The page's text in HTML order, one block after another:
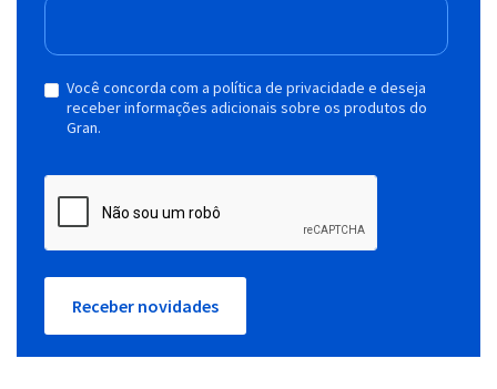
Você concorda com a política de privacidade e deseja
receber informações adicionais sobre os produtos do
Gran.
Receber novidades